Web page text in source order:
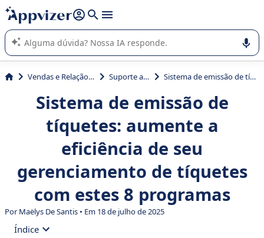
de nossa IA (várias linhas com
A IA do Appvizer o orienta no uso ou na seleção de software
SaaS para sua empresa.
Vendas e Relação com Cliente Suporte ao cliente Sistema de emissão de tíquetes: aumente a eficiência de seu gerenciamento de tíquetes com estes 8 programas
Sistema de emissão de
tíquetes: aumente a
eficiência de seu
gerenciamento de tíquetes
com estes 8 programas
PorMaëlys De Santis • Em 18 de julho de 2025
Índice